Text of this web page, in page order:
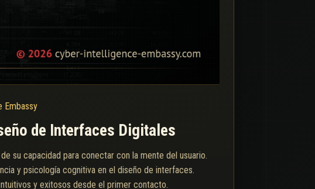
Embassy
de Interfaces Digitales
su capacidad para conectar con la mente del usuario.
y psicología cognitiva en el diseño de interfaces.
y exitosos desde el primer contacto.